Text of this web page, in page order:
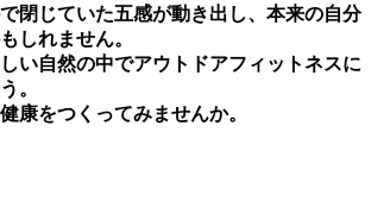
閉じていた五感が動き出し、本来の⾃分
しれません。
い⾃然の中でアウトドアフィットネスに
。
康をつくってみませんか。